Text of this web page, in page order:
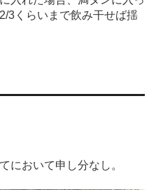
3くらいまで飲み干せば揺
において申し分なし。